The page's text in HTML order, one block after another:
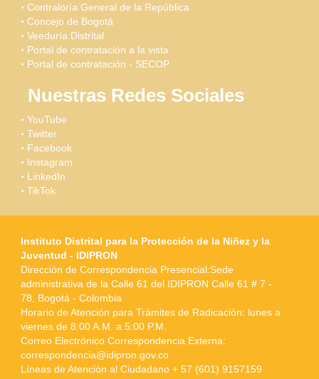
Contraloría General de la República
Concejo de Bogotá
Veeduría Distrital
Portal de contratación a la vista
Portal de contratación - SECOP
Nuestras Redes Sociales
YouTube
Twitter
Facebook
Instagram
LinkedIn
TikTok
Instituto Distrital para la Protección de la Niñez y la
Juventud - IDIPRON
Dirección de Correspondencia Presencial:Sede
administrativa de la Calle 61 del IDIPRON Calle 61 # 7 -
78, Bogotá - Colombia
Horario de Atención para Trámites de Radicación: lunes a
viernes de 8:00 A.M. a 5:00 P.M.
Correo Electrónico Correspondencia Externa:
correspondencia@idipron.gov.co
Líneas de Atención al Ciudadano + 57 (601) 9157159